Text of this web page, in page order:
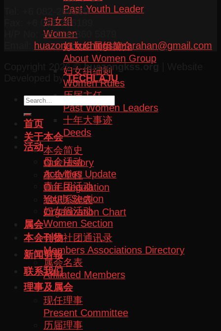
Past Youth Leader
妇女组
Women
妇女组属组简介
About Women Group
妇女组细则
Women Rules
历届主任
Past Women Leaders
十年大事迹
Deeds
活动
母会活动
Activities Update
青年团活动
Youth Section
妇女组活动
Women Section
本会刊物
新闻剪報
联系我们
Tel: +6 082-266169
Fax: +6 082-266189
H/P No: +6 016-860 5879
huazong.kuchingsamarahan@gmail.com
Copyright 2026 ©huazongkss.org
Developed byTECHLAJU
首页
关于本会
本会简史
Our History
本会章程
Our Regulation
组织系统表
Organization Chart
属会
会员社团通讯录
Members Associations Directory
属会名表
Affiliated Members
理事及属会
现任理事
Present Committee
历届理事